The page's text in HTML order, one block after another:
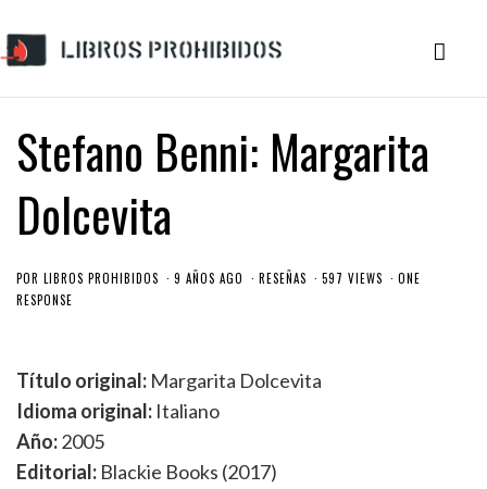
Stefano Benni: Margarita
Dolcevita
POR LIBROS PROHIBIDOS 9 AÑOS AGO RESEÑAS 597 VIEWS
ONE
RESPONSE
Título original: Margarita Dolcevita
Idioma original: Italiano
Año:2005
Editorial: Blackie Books (2017)